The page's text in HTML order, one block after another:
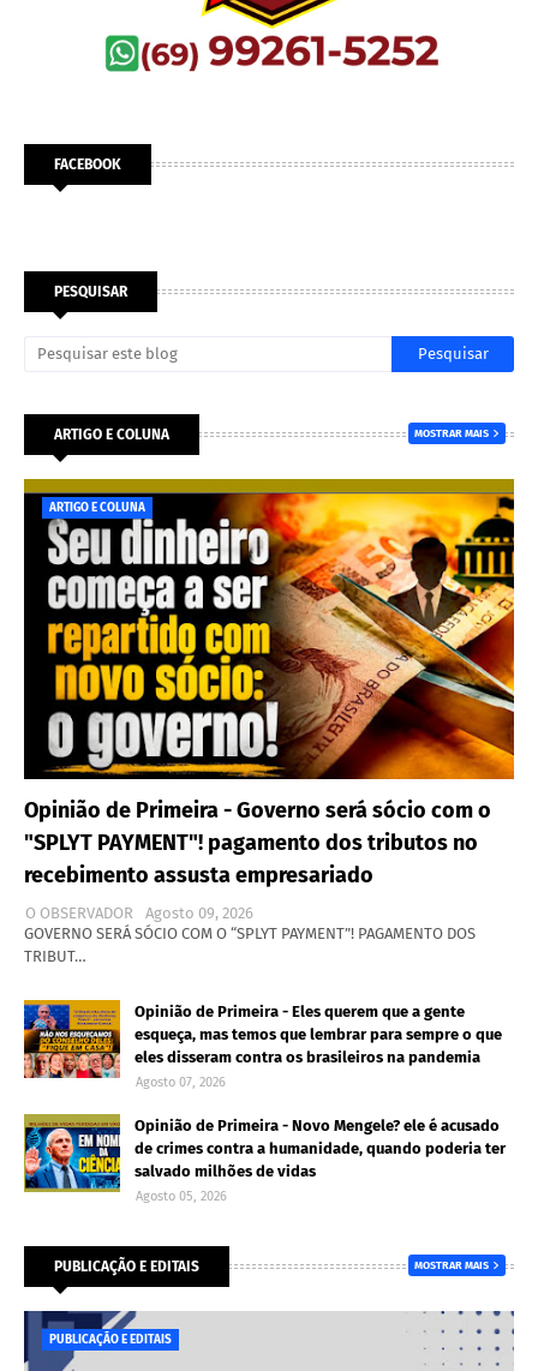
FACEBOOK
PESQUISAR
ARTIGO E COLUNA MOSTRAR MAIS
ARTIGO E COLUNA
Opinião de Primeira - Governo será sócio com o
"SPLYT PAYMENT"! pagamento dos tributos no
recebimento assusta empresariado
O OBSERVADOR
Agosto 09, 2026
GOVERNO SERÁ SÓCIO COM O “SPLYT PAYMENT”! PAGAMENTO DOS
TRIBUT…
Opinião de Primeira - Eles querem que a gente
esqueça, mas temos que lembrar para sempre o que
eles disseram contra os brasileiros na pandemia
Agosto 07, 2026
Opinião de Primeira - Novo Mengele? ele é acusado
de crimes contra a humanidade, quando poderia ter
salvado milhões de vidas
Agosto 05, 2026
PUBLICAÇÃO E EDITAIS MOSTRAR MAIS
PUBLICAÇÃO E EDITAIS